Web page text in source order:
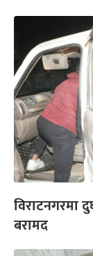
विराटनगरमा
बरामद